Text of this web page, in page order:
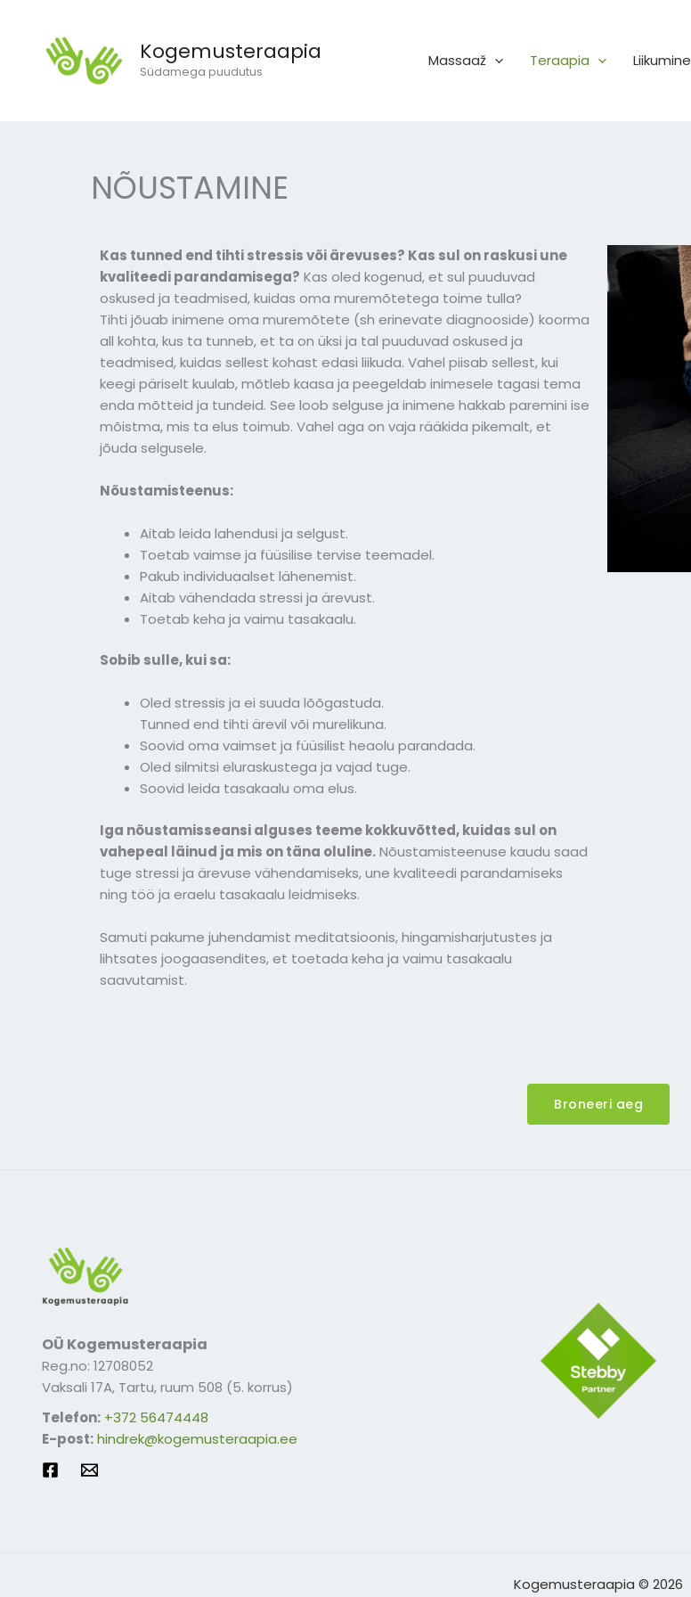
content
Kogemusteraapia
Südamega puudutus
Massaaž Teraapia Liikumine
NÕUSTAMINE
Kas tunned end tihti stressis või ärevuses? Kas sul on raskusi une
kvaliteedi parandamisega? Kas oled kogenud, et sul puuduvad
oskused ja teadmised, kuidas oma muremõtetega toime tulla?
Tihti jõuab inimene oma muremõtete (sh erinevate diagnooside) koorma
all kohta, kus ta tunneb, et ta on üksi ja tal puuduvad oskused ja
teadmised, kuidas sellest kohast edasi liikuda. Vahel piisab sellest, kui
keegi päriselt kuulab, mõtleb kaasa ja peegeldab inimesele tagasi tema
enda mõtteid ja tundeid. See loob selguse ja inimene hakkab paremini ise
mõistma, mis ta elus toimub. Vahel aga on vaja rääkida pikemalt, et
jõuda selgusele.
Nõustamisteenus:
Aitab leida lahendusi ja selgust.
Toetab vaimse ja füüsilise tervise teemadel.
Pakub individuaalset lähenemist.
Aitab vähendada stressi ja ärevust.
Toetab keha ja vaimu tasakaalu.
Sobib sulle, kui sa:
Oled stressis ja ei suuda lõõgastuda.
Tunned end tihti ärevil või murelikuna.
Soovid oma vaimset ja füüsilist heaolu parandada.
Oled silmitsi eluraskustega ja vajad tuge.
Soovid leida tasakaalu oma elus.
Iga nõustamisseansi alguses teeme kokkuvõtted, kuidas sul on
vahepeal läinud ja mis on täna oluline.Nõustamisteenuse kaudu saad
tuge stressi ja ärevuse vähendamiseks, une kvaliteedi parandamiseks
ning töö ja eraelu tasakaalu leidmiseks.
Samuti pakume juhendamist meditatsioonis, hingamisharjutustes ja
lihtsates joogaasendites, et toetada keha ja vaimu tasakaalu
saavutamist.
Broneeri aeg
OÜ Kogemusteraapia
Reg.no: 12708052
Vaksali 17A, Tartu, ruum 508 (5. korrus)
​Telefon: +372 56474448
E-post:hindrek@kogemusteraapia.ee
Kogemusteraapia © 2026